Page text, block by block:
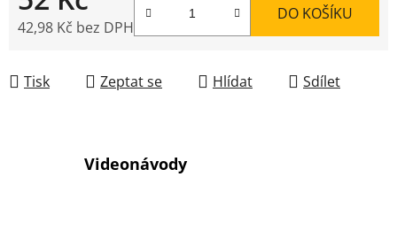
42,98 Kč bez DPH
DO KOŠÍKU
Tisk Zeptat se Hlídat Sdílet
Videonávody